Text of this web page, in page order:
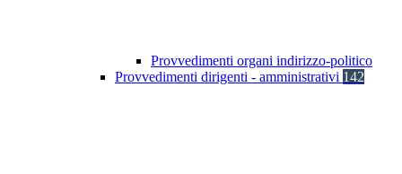
Provvedimenti organi indirizzo-politico
Provvedimenti dirigenti - amministrativi 142